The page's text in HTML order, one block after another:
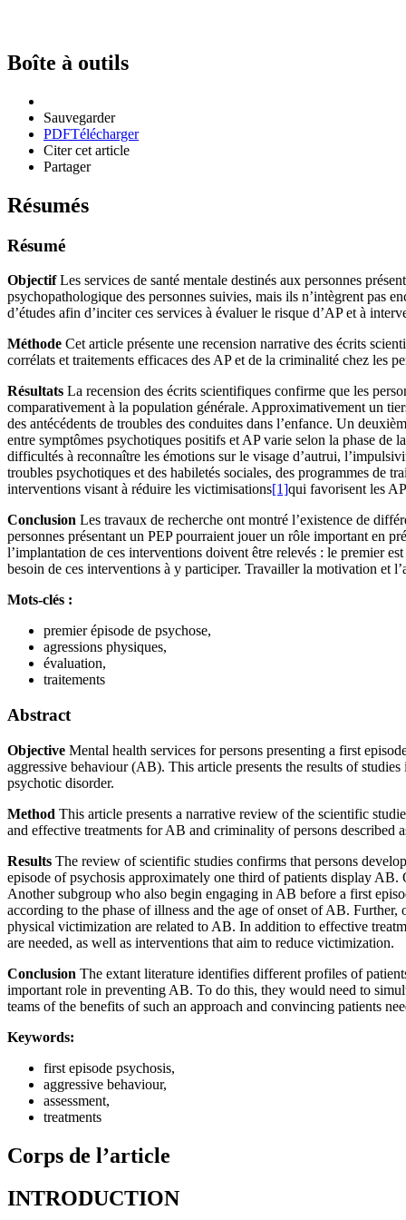
Boîte à outils
Sauvegarder
PDFTélécharger
Citer cet article
Partager
Résumés
Résumé
ObjectifLes services de santé mentale destinés aux personnes
psychopathologique des personnes suivies, mais ils n’intègrent pas
d’études afin d’inciter ces services à évaluer le risque d’AP et à
Méthode Cet article présente une recension narrative des écrits
corrélats et traitements efficaces des AP et de la criminalité chez les
Résultats La recension des écrits scientifiques confirme que les
comparativement à la population générale. Approximativement un
des antécédents de troubles des conduites dans l’enfance. Un
entre symptômes psychotiques positifs et AP varie selon la phase de
difficultés à reconnaître les émotions sur le visage d’autrui,
troubles psychotiques et des habiletés sociales, des programmes de
interventions visant à réduire les victimisations[1]qui favorisent les
Conclusion Les travaux de recherche ont montré l’existence de
personnes présentant un PEP pourraient jouer un rôle important en
l’implantation de ces interventions doivent être relevés : le premier
besoin de ces interventions à y participer. Travailler la motivation et
Mots-clés :
premier épisode de psychose,
agressions physiques,
évaluation,
traitements
Abstract
Objective Mental health services for persons presenting a first
aggressive behaviour (AB). This article presents the results of
psychotic disorder.
Method This article presents a narrative review of the scientific
and effective treatments for AB and criminality of persons described
Results The review of scientific studies confirms that persons
episode of psychosis approximately one third of patients display
Another subgroup who also begin engaging in AB before a first
according to the phase of illness and the age of onset of AB.
physical victimization are related to AB. In addition to effective
are needed, as well as interventions that aim to reduce victimization.
Conclusion The extant literature identifies different profiles of
important role in preventing AB. To do this, they would need to
teams of the benefits of such an approach and convincing patients
Keywords:
first episode psychosis,
aggressive behaviour,
assessment,
treatments
Corps de l’article
INTRODUCTION